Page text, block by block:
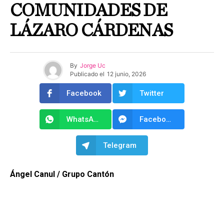
COMUNIDADES DE
LÁZARO CÁRDENAS
By Jorge Uc
Publicado el 12 junio, 2026
Facebook Twitter
WhatsApp Facebook Messenger
Telegram
Ángel Canul / Grupo Cantón